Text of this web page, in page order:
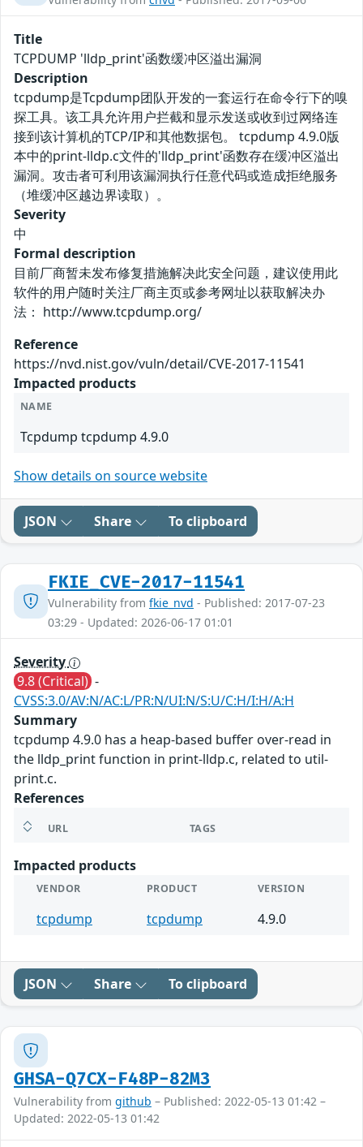
Title
TCPDUMP 'lldp_print'函数缓冲区溢出漏洞
Description
tcpdump是Tcpdump团队开发的一套运行在命令行下的嗅
探工具。该工具允许用户拦截和显示发送或收到过网络连
接到该计算机的TCP/IP和其他数据包。 tcpdump 4.9.0版
本中的print-lldp.c文件的'lldp_print'函数存在缓冲区溢出
漏洞。攻击者可利用该漏洞执行任意代码或造成拒绝服务
（堆缓冲区越边界读取）。
Severity
中
Formal description
目前厂商暂未发布修复措施解决此安全问题，建议使用此
软件的用户随时关注厂商主页或参考网址以获取解决办
法： http://www.tcpdump.org/
Reference
https://nvd.nist.gov/vuln/detail/CVE-2017-11541
Impacted products
NAME
Tcpdump tcpdump 4.9.0
Show details on source website
JSON Share To clipboard
FKIE_CVE-2017-11541
Vulnerability from fkie_nvd - Published: 2017-07-23
03:29 - Updated: 2026-06-17 01:01
Severity
9.8 (Critical) -
CVSS:3.0/AV:N/AC:L/PR:N/UI:N/S:U/C:H/I:H/A:H
Summary
tcpdump 4.9.0 has a heap-based buffer over-read in
the lldp_print function in print-lldp.c, related to util-
print.c.
References
URL TAGS
Impacted products
VENDOR PRODUCT VERSION
tcpdump tcpdump 4.9.0
JSON Share To clipboard
GHSA-Q7CX-F48P-82M3
Vulnerability from github – Published: 2022-05-13 01:42 –
Updated: 2022-05-13 01:42